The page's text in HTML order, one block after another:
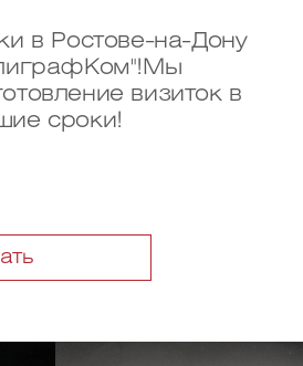
в Ростове-на-Дону
визиток в
сроки!